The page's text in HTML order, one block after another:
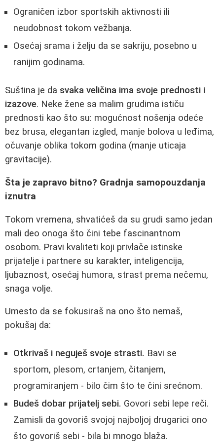
Ograničen izbor sportskih aktivnosti ili
neudobnost tokom vežbanja.
Osećaj srama i želju da se sakriju, posebno u
ranijim godinama.
Suština je da svaka veličina ima svoje prednosti i
izazove. Neke žene sa malim grudima ističu
prednosti kao što su: mogućnost nošenja odeće
bez brusa, elegantan izgled, manje bolova u leđima,
očuvanje oblika tokom godina (manje uticaja
gravitacije).
Šta je zapravo bitno? Gradnja samopouzdanja
iznutra
Tokom vremena, shvatićeš da su grudi samo jedan
mali deo onoga što čini tebe fascinantnom
osobom. Pravi kvaliteti koji privlače istinske
prijatelje i partnere su karakter, inteligencija,
ljubaznost, osećaj humora, strast prema nečemu,
snaga volje.
Umesto da se fokusiraš na ono što nemaš,
pokušaj da:
Otkrivaš i neguješ svoje strasti. Bavi se
sportom, plesom, crtanjem, čitanjem,
programiranjem - bilo čim što te čini srećnom.
Budeš dobar prijatelj sebi. Govori sebi lepe reči.
Zamisli da govoriš svojoj najboljoj drugarici ono
što govoriš sebi - bila bi mnogo blaža.